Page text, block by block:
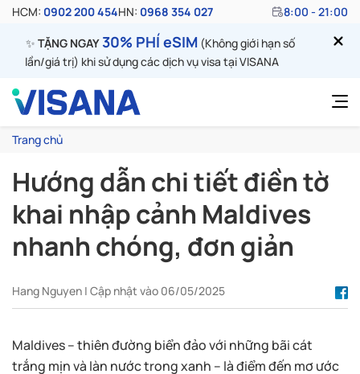
HCM: 0902 200 454HN: 0968 354 027 8:00 - 21:00
✨ TẶNG NGAY30% PHÍ eSIM (Không giới hạn số
lần/giá trị) khi sử dụng các dịch vụ visa tại VISANA
Trang chủ
Hướng dẫn chi tiết điền tờ
khai nhập cảnh Maldives
nhanh chóng, đơn giản
Hang Nguyen | Cập nhật vào 06/05/2025
Maldives – thiên đường biển đảo với những bãi cát
trắng mịn và làn nước trong xanh – là điểm đến mơ ước